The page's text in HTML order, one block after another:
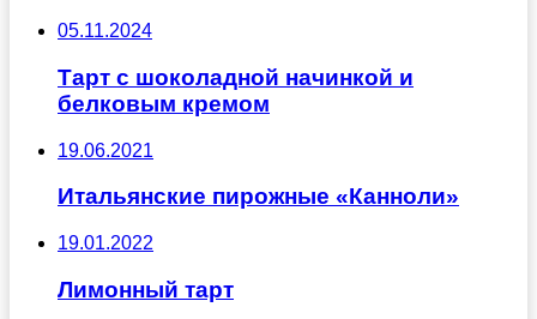
05.11.2024
Тарт с шоколадной начинкой и
белковым кремом
19.06.2021
Итальянские пирожные «Канноли»
19.01.2022
Лимонный тарт